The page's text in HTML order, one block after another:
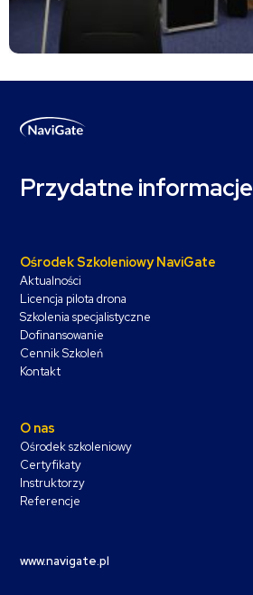
Przydatne informacje
Ośrodek Szkoleniowy NaviGate
Aktualności
Licencja pilota drona
Szkolenia specjalistyczne
Dofinansowanie
Cennik Szkoleń
Kontakt
O nas
Ośrodek szkoleniowy
Certyfikaty
Instruktorzy
Referencje
www.navigate.pl